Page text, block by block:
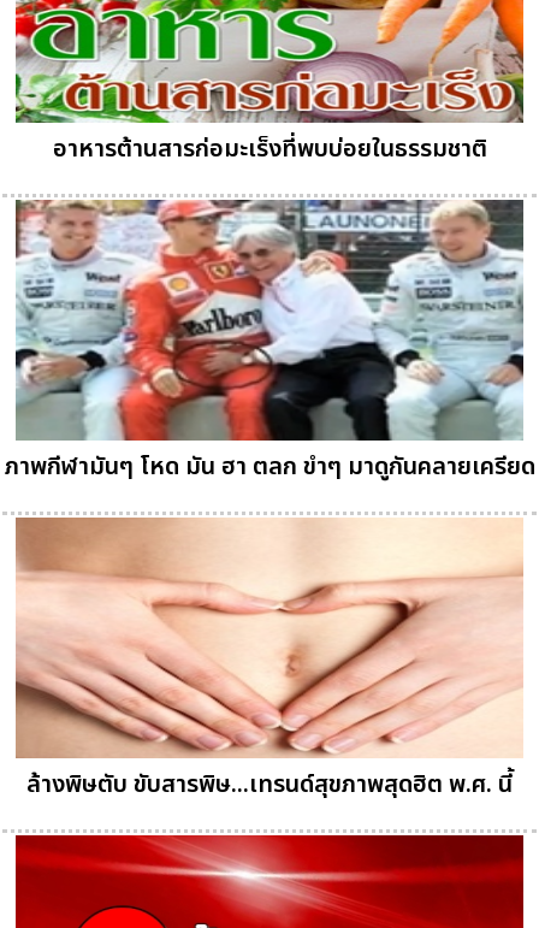
อาหารต้านสารก่อมะเร็งที่พบบ่อยในธรรมชาติ
ภาพกีฬามันๆ โหด มัน ฮา ตลก ขำๆ มาดูกันคลายเครียด
ล้างพิษตับ ขับสารพิษ...เทรนด์สุขภาพสุดฮิต พ.ศ. นี้